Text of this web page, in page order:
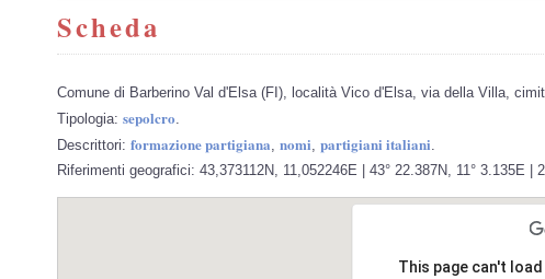
Scheda
Comune di Barberino Val d'Elsa (FI), località Vico d'Elsa, via della Villa,
Tipologia: sepolcro.
Descrittori: formazione partigiana, nomi, partigiani italiani.
Riferimenti geografici: 43,373112N, 11,052246E | 43° 22.387N, 11° 3.135E
This page can't